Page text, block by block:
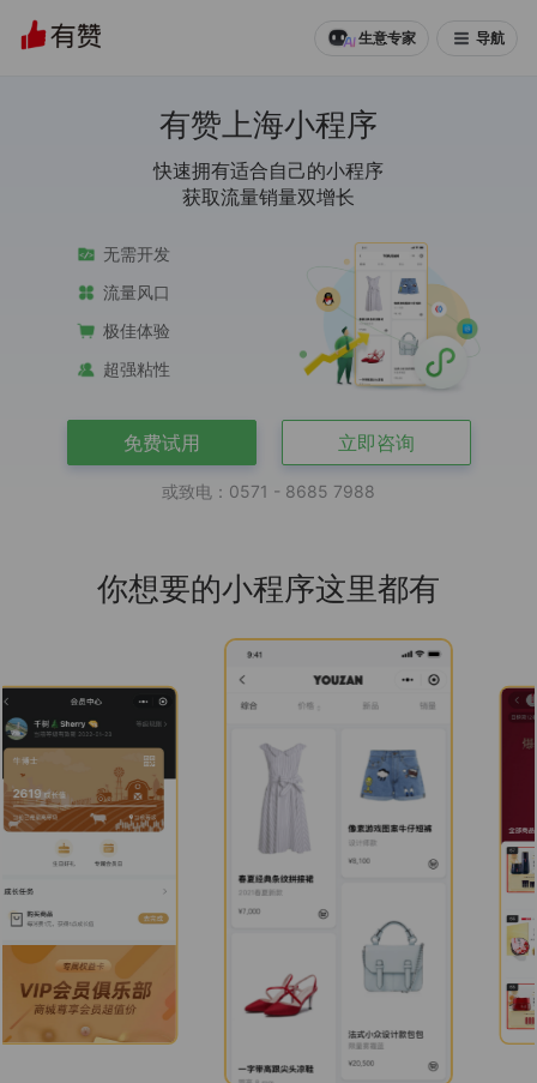
生意专家 导航
有赞上海小程序
快速拥有适合自己的小程序
获取流量销量双增长
无需开发
流量风口
极佳体验
超强粘性
免费试用 立即咨询
或致电：0571 - 8685 7988
你想要的小程序这里都有